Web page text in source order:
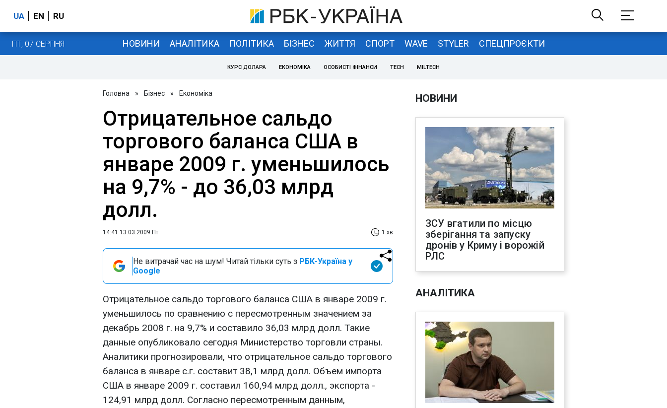
UA EN RU
ПТ, 07 СЕРПНЯ НОВИНИ АНАЛІТИКА ПОЛІТИКА БІЗНЕС ЖИТТЯ СПОРТ WAVE STYLER СПЕЦПРОЄКТИ
КУРС ДОЛАРА ЕКОНОМІКА ОСОБИСТІ ФІНАНСИ TECH MILTECH
Головна » Бізнес » Економіка
Отрицательное сальдо
торгового баланса США в
январе 2009 г. уменьшилось
на 9,7% - до 36,03 млрд
долл.
14:41 13.03.2009 Пт 1 хв
Не витрачай час на шум! Читай тільки суть з РБК-Україна у
Google
Отрицательное сальдо торгового баланса США в январе 2009 г.
уменьшилось по сравнению с пересмотренным значением за
декабрь 2008 г. на 9,7% и составило 36,03 млрд долл. Такие
данные опубликовало сегодня Министерство торговли страны.
Аналитики прогнозировали, что отрицательное сальдо торгового
баланса в январе с.г. составит 38,1 млрд долл. Объем импорта
США в январе 2009 г. составил 160,94 млрд долл., экспорта -
124,91 млрд долл. Согласно пересмотренным данным,
НОВИНИ
ЗСУ вгатили по місцю
зберігання та запуску
дронів у Криму і ворожій
РЛС
АНАЛІТИКА